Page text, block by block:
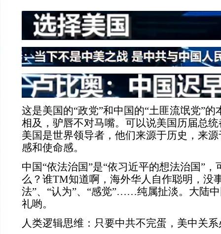
这是美国的“政党”和中国的“土匪流氓党”
相及，驴唇不对马嘴。可以说美国历届总
美国是世界领导者，他们来源于历史，来
感和使命感。
中国“依法治国”是“依习近平的想法治国”，
么？谁TM知道啊，海外华人自作聪明，没
法”、“认为”、“感觉”……纯属扯淡。大陆
礼哟。
人类逻辑思维：只要中共不完蛋，美中关